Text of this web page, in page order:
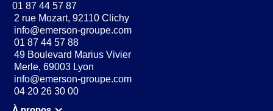
01 87 44 57 87
2 rue Mozart, 92110 Clichy
info@emerson-groupe.com
01 87 44 57 88
49 Boulevard Marius Vivier
Merle, 69003 Lyon
info@emerson-groupe.com
04 20 26 30 00